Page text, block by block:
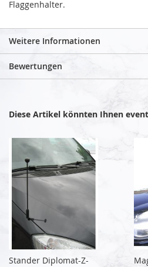
Flaggenhalter.
Weitere Informationen
Bewertungen
Diese Artikel könnten Ihnen
Stander Diplomat-Z-